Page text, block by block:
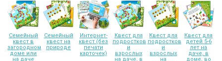
Семейный
квест в
загородном
доме или
на даче
Семейный
квест на
природе
Интернет-
квест (без
печати
карточек)
Квест для
подростков
и
взрослых
на даче, в
Квест для
подростков
и
взрослых
на
Квест для
детей 5-6
лет на
даче, в
доме, во